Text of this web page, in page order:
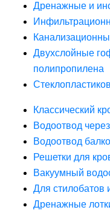
Дренажные и
Двухслойные
полипропилена
Классический
Водоотвод
Водоотвод
Решетки для
Вакуумный
Для стилобатов
Дренажные